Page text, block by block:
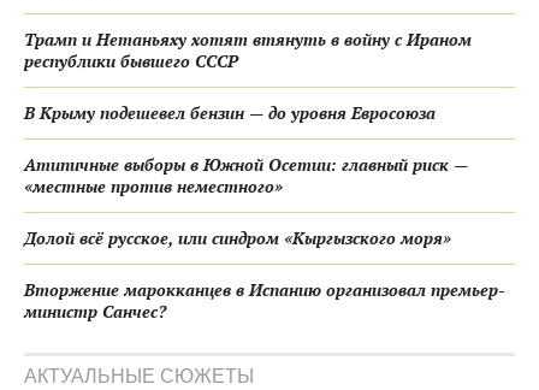
Трамп и Нетаньяху хотят втянуть в войну с Ираном
республики бывшего СССР
В Крыму подешевел бензин — до уровня Евросоюза
Атипичные выборы в Южной Осетии: главный риск —
«местные против неместного»
Долой всё русское, или синдром «Кыргызского моря»
Вторжение марокканцев в Испанию организовал премьер-
министр Санчес?
АКТУАЛЬНЫЕ СЮЖЕТЫ